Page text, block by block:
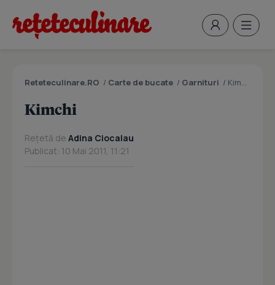
Reteteculinare.RO / Carte de bucate / Garnituri / Kimchi
Kimchi
Rețetă de Adina Ciocalau
Publicat: 10 Mai 2011, 11:21